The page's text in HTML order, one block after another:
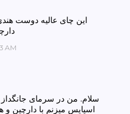
این چای عالیه دوست
AM
سلام. من در سرمای
اسپایس میزنم با دارچین و